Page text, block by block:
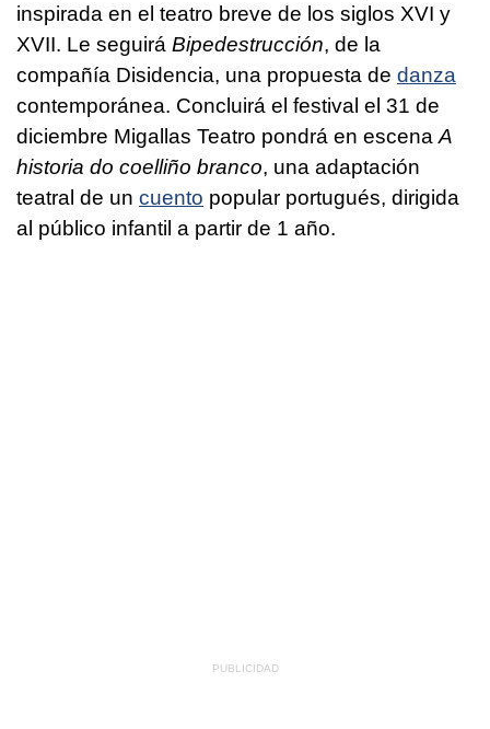
inspirada en el teatro breve de los siglos XVI y
XVII. Le seguirá Bipedestrucción, de la
compañía Disidencia, una propuesta de danza
contemporánea. Concluirá el festival el 31 de
diciembre Migallas Teatro pondrá en escena A
historia do coelliño branco, una adaptación
teatral de un cuento popular portugués, dirigida
al público infantil a partir de 1 año.